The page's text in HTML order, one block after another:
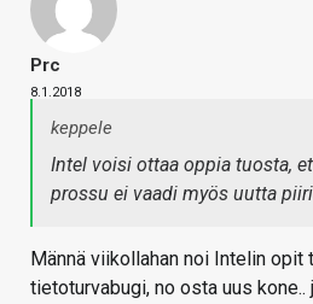
Prc
8.1.2018
keppele
Intel voisi ottaa oppia tuosta,
prossu ei vaadi myös uutta
Männä viikollahan noi Intelin opit
tietoturvabugi, no osta uus kone..